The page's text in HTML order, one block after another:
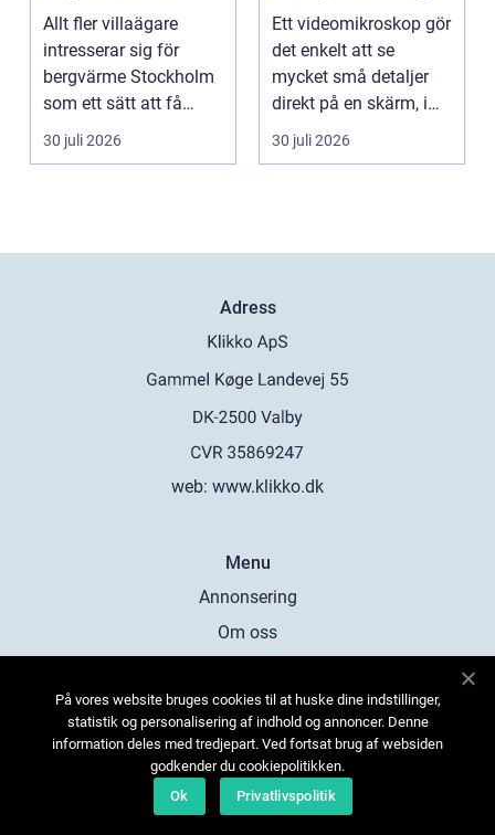
denna
uppvärmning
Allt fler villaägare
intresserar sig för
bergvärme Stockholm
som ett sätt att få
lägre uppvärmningsk...
30 juli 2026
Ett videomikroskop gör
det enkelt att se
mycket små detaljer
direkt på en skärm, i
stället för genom...
30 juli 2026
Adress
web: www.klikko.dk
Menu
Annonsering
Om oss
Kontakta oss
Sitemap
På vores website bruges cookies til at huske dine indstillinger,
statistik og personalisering af indhold og annoncer. Denne
information deles med tredjepart. Ved fortsat brug af websiden
godkender du cookiepolitikken.
Ok
Privatlivspolitik